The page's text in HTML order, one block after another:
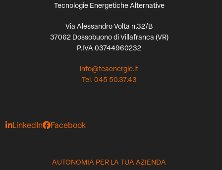
Tecnologie Energetiche Alternative
Via Alessandro Volta n.32/B
37062 Dossobuono di Villafranca (VR)
P.IVA 03744960232
info@teaenergie.it
Tel. 045 50.37.43
LinkedIn Facebook
AUTONOMIA PER LA TUA AZIENDA